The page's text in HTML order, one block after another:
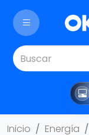
Inicio Energía